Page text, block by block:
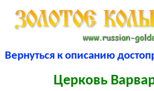
Вернуться к описанию
Церковь